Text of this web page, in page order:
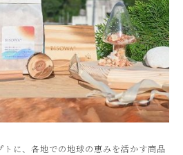
に、各地での地球の恵みを活かす商品